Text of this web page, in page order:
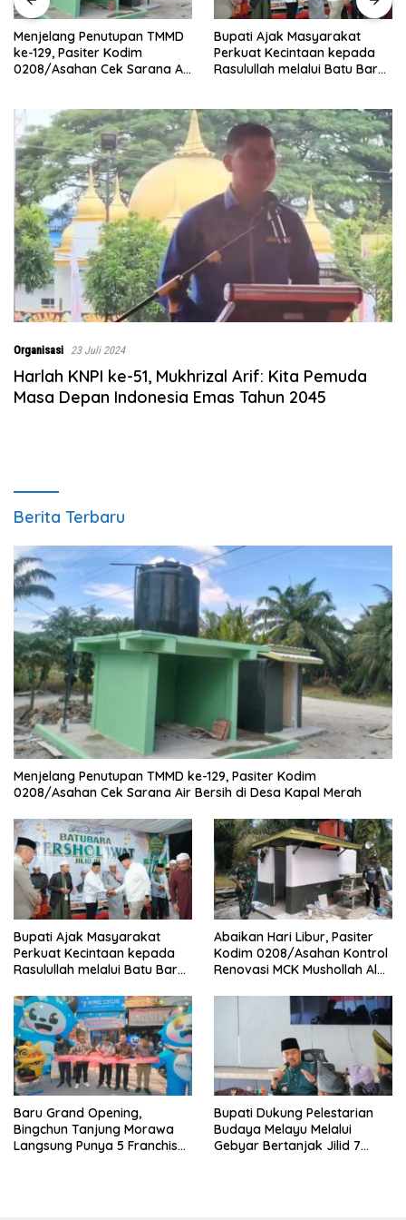
Bupati Ajak Masyarakat
Perkuat Kecintaan kepada
Rasulullah melalui Batu Bara
Abaikan Hari Libur, Pasiter
Kodim 0208/Asahan Kontrol
Renovasi MCK Mushollah Al
Organisasi 23 Juli 2024
Harlah KNPI ke-51, Mukhrizal Arif: Kita Pemuda
Masa Depan Indonesia Emas Tahun 2045
Berita Terbaru
Menjelang Penutupan TMMD ke-129, Pasiter Kodim
0208/Asahan Cek Sarana Air Bersih di Desa Kapal Merah
Bupati Ajak Masyarakat
Perkuat Kecintaan kepada
Rasulullah melalui Batu Bara
Abaikan Hari Libur, Pasiter
Kodim 0208/Asahan Kontrol
Renovasi MCK Mushollah Al
‎Baru Grand Opening,
Bingchun Tanjung Morawa
Langsung Punya 5 Franchise
Bupati Dukung Pelestarian
Budaya Melayu Melalui
Gebyar Bertanjak Jilid 7